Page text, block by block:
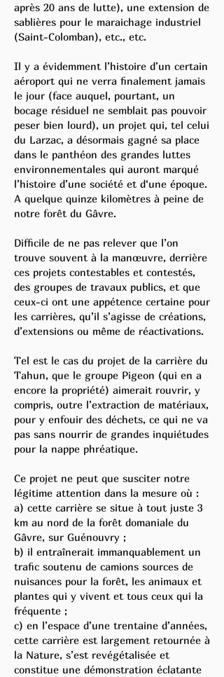
après 20 ans de lutte), une extension de
sablières pour le maraichage industriel
(Saint-Colomban), etc., etc.
Il y a évidemment l’histoire d’un certain
aéroport qui ne verra finalement jamais
le jour (face auquel, pourtant, un
bocage résiduel ne semblait pas pouvoir
peser bien lourd), un projet qui, tel celui
du Larzac, a désormais gagné sa place
dans le panthéon des grandes luttes
environnementales qui auront marqué
l’histoire d’une société et d‘une époque.
A quelque quinze kilomètres à peine de
notre forêt du Gâvre.
Difficile de ne pas relever que l’on
trouve souvent à la manœuvre, derrière
ces projets contestables et contestés,
des groupes de travaux publics, et que
ceux-ci ont une appétence certaine pour
les carrières, qu’il s’agisse de créations,
d’extensions ou même de réactivations.
Tel est le cas du projet de la carrière du
Tahun, que le groupe Pigeon (qui en a
encore la propriété) aimerait rouvrir, y
compris, outre l’extraction de matériaux,
pour y enfouir des déchets, ce qui ne va
pas sans nourrir de grandes inquiétudes
pour la nappe phréatique.
Ce projet ne peut que susciter notre
légitime attention dans la mesure où :
a) cette carrière se situe à tout juste 3
km au nord de la forêt domaniale du
Gâvre, sur Guénouvry ;
b) il entraînerait immanquablement un
trafic soutenu de camions sources de
nuisances pour la forêt, les animaux et
plantes qui y vivent et tous ceux qui la
fréquente ;
c) en l’espace d’une trentaine d’années,
cette carrière est largement retournée à
la Nature, s’est revégétalisée et
constitue une démonstration éclatante